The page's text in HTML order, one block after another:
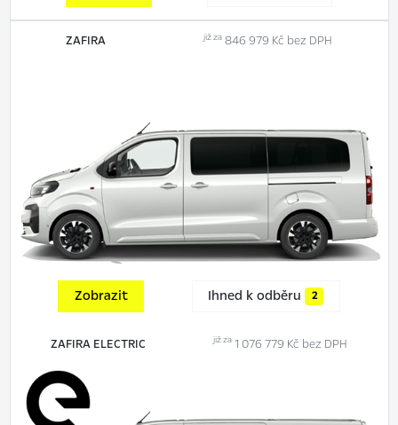
ZAFIRA již za 846 979 Kč bez DPH
Zobrazit Ihned k odběru 2
ZAFIRA ELECTRIC již za 1 076 779 Kč bez DPH